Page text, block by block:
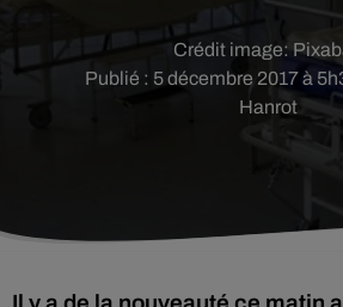
Publié : 5 décembre 2017 à
Hanrot
Crédit image: